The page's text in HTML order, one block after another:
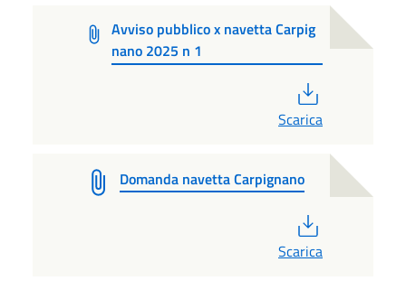
Avviso pubblico x navetta Carpig
nano 2025 n 1
Scarica
Domanda navetta Carpignano
Scarica